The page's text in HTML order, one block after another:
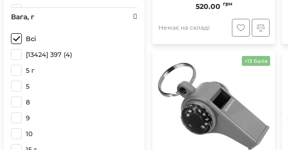
Різнокольоровий
Коричневий
Золотий
Зелений
Білий з фіолетовим
Білий з рожевим
Білий з жовтим
Білий з голубим
Вага, г
Всі
[13424] 397 (4)
5 г
5
8
9
10
520.00 грн
Немає на складі
+13 балів